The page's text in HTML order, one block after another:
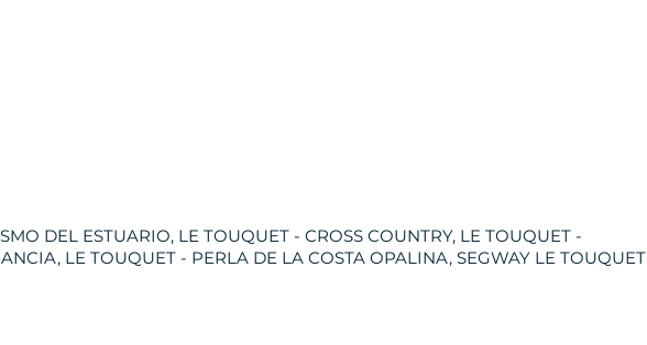
DEL ESTUARIO, LE TOUQUET - CROSS COUNTRY, LE TOUQUET -
LE TOUQUET - PERLA DE LA COSTA OPALINA, SEGWAY LE TOUQUET